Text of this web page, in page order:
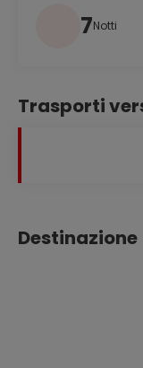
7Notti
Trasporti
Destinazione